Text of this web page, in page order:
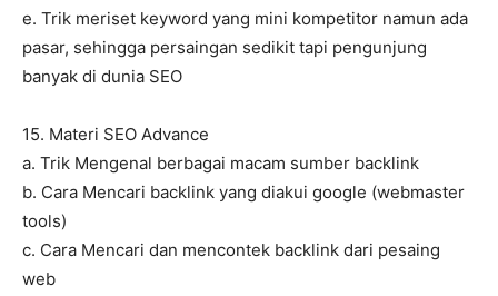
e. Trik meriset keyword yang mini kompetitor namun ada
pasar, sehingga persaingan sedikit tapi pengunjung
banyak di dunia SEO
15. Materi SEO Advance
a. Trik Mengenal berbagai macam sumber backlink
b. Cara Mencari backlink yang diakui google (webmaster
tools)
c. Cara Mencari dan mencontek backlink dari pesaing
web